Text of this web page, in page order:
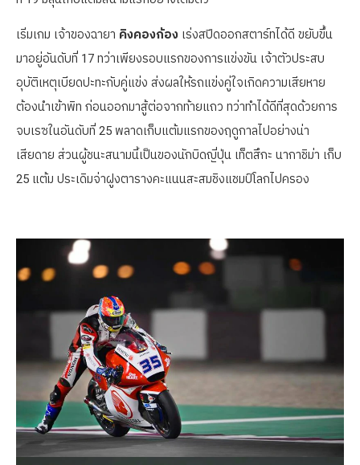
เริ่มเกม เจ้าของฉายา คิงคองก้อง เร่งสปีดออกสตาร์ทได้ดี ขยับขึ้น
มาอยู่อันดับที่ 17 ทว่าเพียงรอบแรกของการแข่งขัน เจ้าตัวประสบ
อุบัติเหตุเบียดปะทะกับคู่แข่ง ส่งผลให้รถแข่งคู่ใจเกิดความเสียหาย
ต้องนำเข้าพิท ก่อนออกมาสู้ต่อจากท้ายแถว ทว่าทำได้ดีที่สุดด้วยการ
จบเรซในอันดับที่ 25 พลาดเก็บแต้มแรกของฤดูกาลไปอย่างน่า
เสียดาย ส่วนผู้ชนะสนามนี้เป็นของนักบิดญี่ปุ่น เท็ตสึกะ นากาชิม่า เก็บ
25 แต้ม ประเดิมจ่าฝูงตารางคะแนนสะสมชิงแชมป์โลกไปครอง